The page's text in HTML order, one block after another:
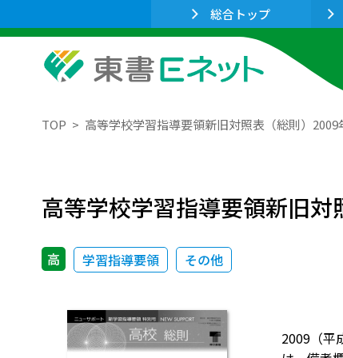
総合トップ
TOP 高等学校学習指導要領新旧対照表（総則）2009
高等学校学習指導要領新旧
高 学習指導要領 その他
2009（平